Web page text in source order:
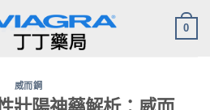
0
威而鋼